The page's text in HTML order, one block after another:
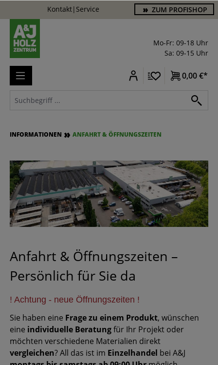
Kontakt| Service ZUM PROFISHOP
Mo-Fr: 09-18 Uhr
Sa: 09-15 Uhr
0,00 €*
INFORMATIONEN ANFAHRT & ÖFFNUNGSZEITEN
Anfahrt & Öffnungszeiten –
Persönlich für Sie da
! Achtung - neue Öffnungszeiten !
Sie haben eine Frage zu einem Produkt, wünschen
eine individuelle Beratungfür Ihr Projekt oder
möchten verschiedene Materialien direkt
vergleichen? All das ist im Einzelhandel bei A&J